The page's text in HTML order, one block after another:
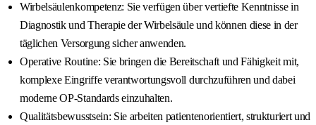
Wirbelsäulenkompetenz: Sie verfügen über vertiefte Kenntnisse in
Diagnostik und Therapie der Wirbelsäule und können diese in der
täglichen Versorgung sicher anwenden.
Operative Routine: Sie bringen die Bereitschaft und Fähigkeit mit,
komplexe Eingriffe verantwortungsvoll durchzuführen und dabei
moderne OP-Standards einzuhalten.
Qualitätsbewusstsein: Sie arbeiten patientenorientiert, strukturiert und